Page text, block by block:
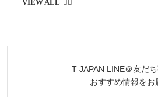
T JAPAN LINE＠友だち
おすすめ情報をお